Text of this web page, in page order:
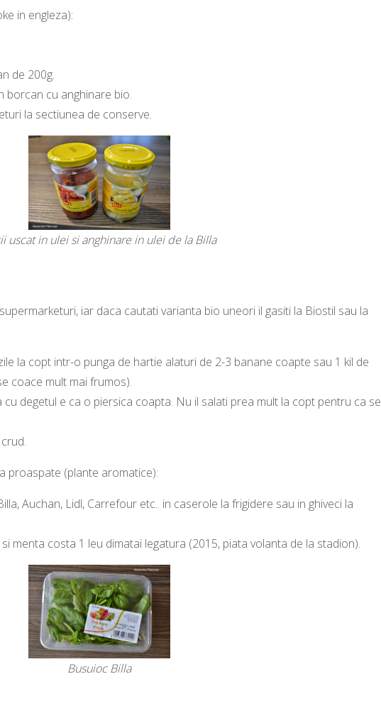
in engleza):
de 200g.
borcan cu anghinare bio.
la sectiunea de conserve.
uscat in ulei si anghinare in ulei de la Billa
iar daca cautati varianta bio uneori il gasiti la Biostil sau la
la copt intr-o punga de hartie alaturi de 2-3 banane coapte sau 1 kil de
coace mult mai frumos).
degetul e ca o piersica coapta. Nu il salati prea mult la copt pentru ca se
proaspate (plante aromatice):
Auchan, Lidl, Carrefour etc.. in caserole la frigidere sau in ghiveci la
menta costa 1 leu dimatai legatura (2015, piata volanta de la stadion).
Busuioc Billa